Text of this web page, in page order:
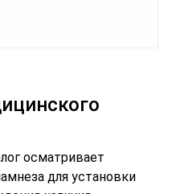
осматривает
для установки